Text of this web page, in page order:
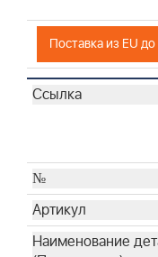
Поставка из EU